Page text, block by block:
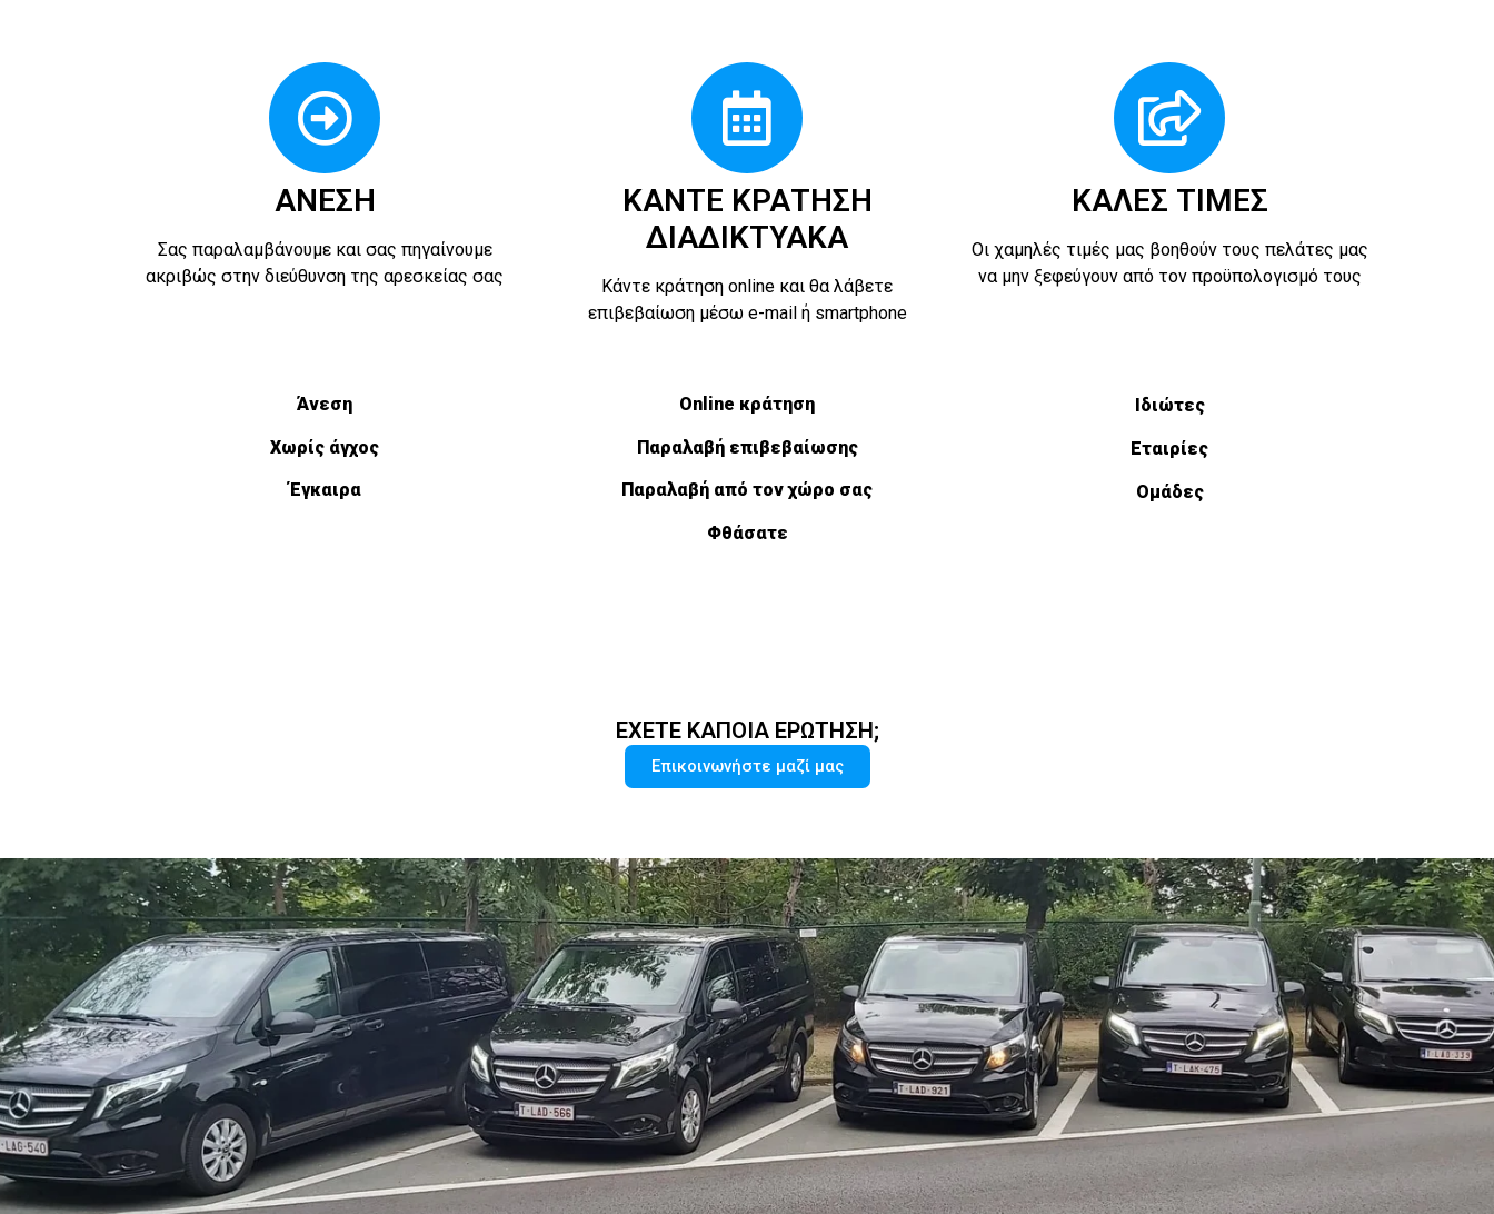
ΑΝΕΣΗ
Σας παραλαμβάνουμε και σας πηγαίνουμε
ακριβώς στην διεύθυνση της αρεσκείας σας
ΚΆΝΤΕ ΚΡΆΤΗΣΗ
ΔΙΑΔΙΚΤΥΑΚΆ
Κάντε κράτηση online και θα λάβετε
επιβεβαίωση μέσω e-mail ή smartphone
ΚΑΛΈΣ ΤΙΜΈΣ
Οι χαμηλές τιμές μας βοηθούν τους πελάτες μας
να μην ξεφεύγουν από τον προϋπολογισμό τους
Άνεση
Χωρίς άγχος
Έγκαιρα
Online κράτηση
Παραλαβή επιβεβαίωσης
Παραλαβή από τον χώρο σας
Φθάσατε
Ιδιώτες
Εταιρίες
Ομάδες
ΈΧΕΤΕ ΚΆΠΟΙΑ ΕΡΏΤΗΣΗ;
Επικοινωνήστε μαζί μας